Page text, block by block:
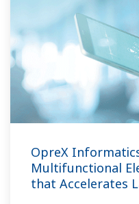
OpreX
Multifunctional
that Accelerates